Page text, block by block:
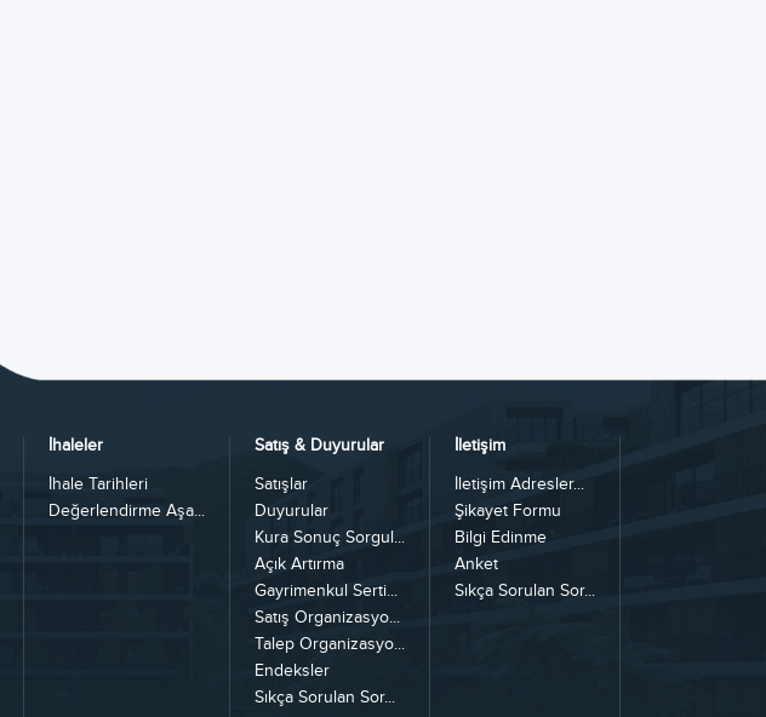
İhaleler
İhale Tarihleri
Değerlendirme Aşa...
Satış & Duyurular
Satışlar
Duyurular
Kura Sonuç Sorgul...
Açık Artırma
Gayrimenkul Serti...
Satış Organizasyo...
Talep Organizasyo...
Endeksler
Sıkça Sorulan Sor...
İletişim
İletişim Adresler...
Şikayet Formu
Bilgi Edinme
Anket
Sıkça Sorulan Sor...